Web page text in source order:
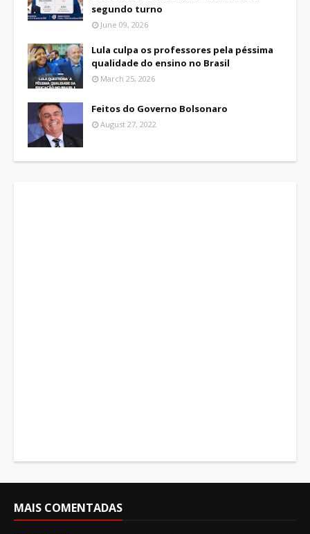
segundo turno
June 09, 2026
Lula culpa os professores pela péssima
qualidade do ensino no Brasil
March 25, 2026
Feitos do Governo Bolsonaro
August 27, 2022
MAIS COMENTADAS